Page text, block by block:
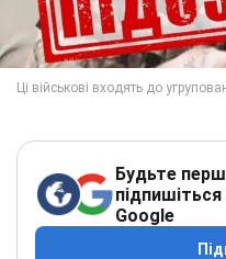
Будьте
Google